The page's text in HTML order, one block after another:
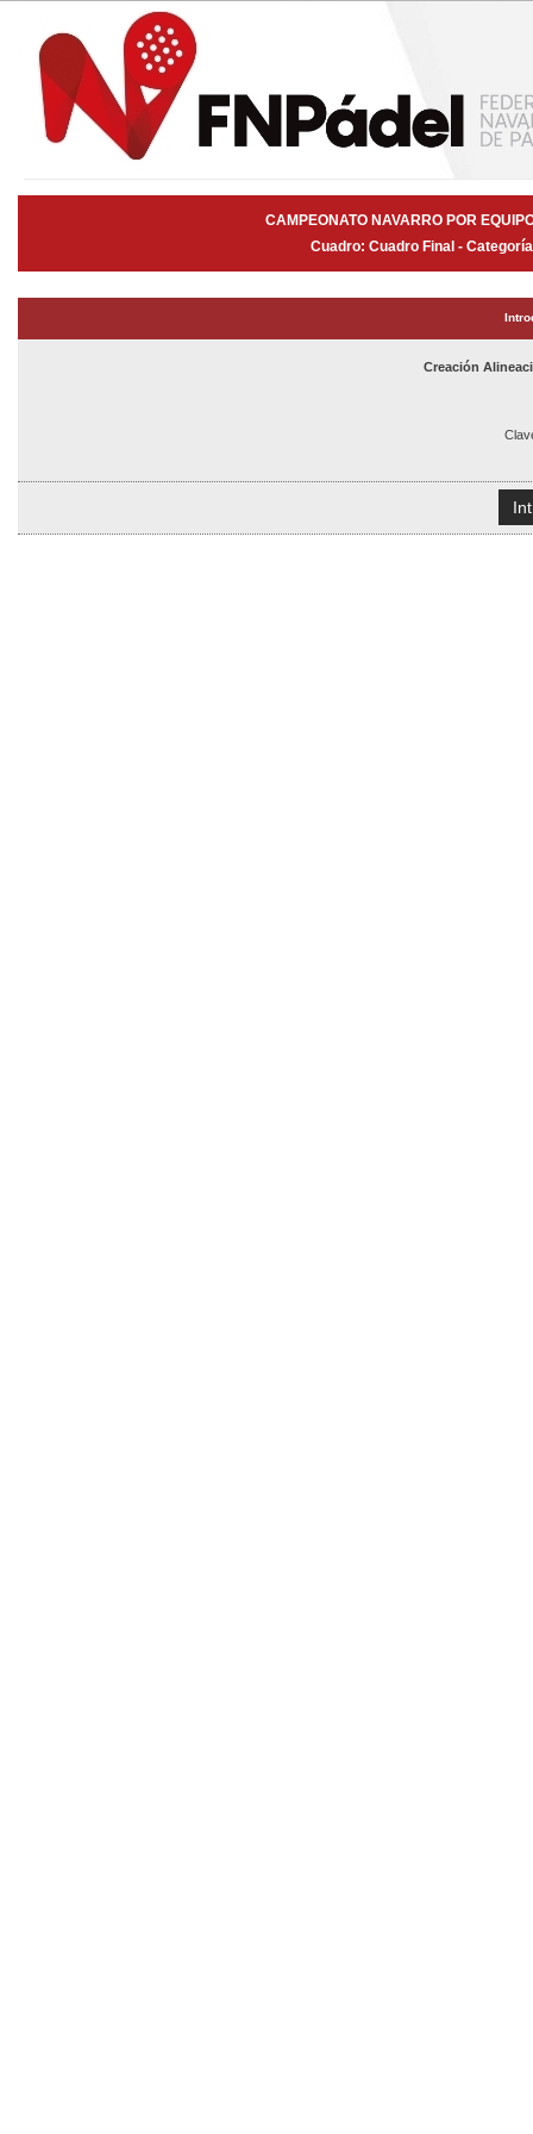
CAMPEONATO NAVARRO POR
Cuadro: Cuadro Final -
Creación